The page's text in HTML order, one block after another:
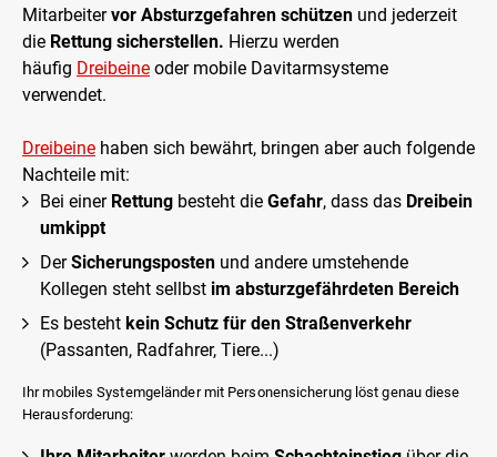
Mitarbeitervor Absturzgefahren schützen und jederzeit
die Rettung sicherstellen. Hierzu werden
häufig Dreibeine oder mobile Davitarmsysteme
verwendet.
Dreibeine haben sich bewährt, bringen aber auch folgende
Nachteile mit:
Bei einer Rettung besteht die Gefahr, dass das Dreibein
umkippt
DerSicherungsposten und andere umstehende
Kollegen steht sellbst im absturzgefährdeten Bereich
Es besteht kein Schutz für den Straßenverkehr
(Passanten, Radfahrer, Tiere...)
Ihr mobiles Systemgeländer mit Personensicherung löst genau diese
Herausforderung: